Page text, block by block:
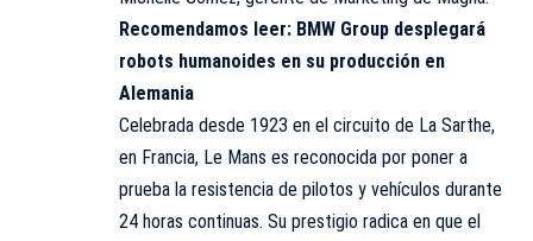
Recomendamos leer: BMW Group desplegará
robots humanoides en su producción en
Alemania
Celebrada desde 1923 en el circuito de La Sarthe,
en Francia, Le Mans es reconocida por poner a
prueba la resistencia de pilotos y vehículos durante
24 horas continuas. Su prestigio radica en que el